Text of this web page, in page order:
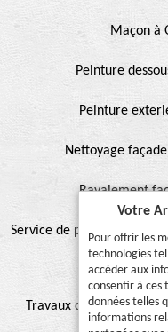
Maçon à
Peinture
Peinture
Nettoyage
Ravalement
Service de peinture et
Travaux de peinture sur
Votre
Pour offrir les
technologies
accéder aux
consentir à ces
données telles
informations